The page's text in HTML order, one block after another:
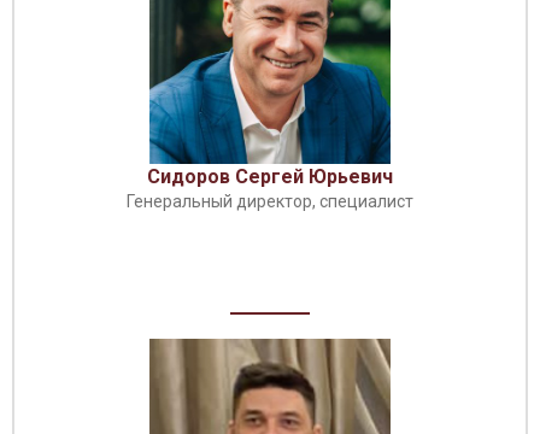
Сидоров Сергей Юрьевич
Генеральный директор, специалист